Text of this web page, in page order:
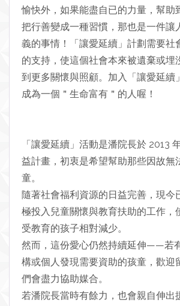
愉快外，如果能盡自已的力量，幫助
把行善變成一種習慣，那也是一件讓
義的事情！「讓愛延續」計劃需要社
的支持，使這個社會本來被遺棄或埋
到更多關懷與照顧。加入「讓愛延續
成為一個＂生命富有＂的人喔！
「讓愛延續」活動是潘院長於 2013
益計畫，初衷是希望幫助那些因故無
童。
隨著社會福利資源的日益完善，現今
極投入兒童關懷與教育扶助的工作，
受教育的孩子相對減少。
然而，這份愛心仍然持續延伸——若
構或個人發現需要資助的孩童，歡迎
們會盡力協助媒合。
若潘院長當時有餘力，也會親自伸出